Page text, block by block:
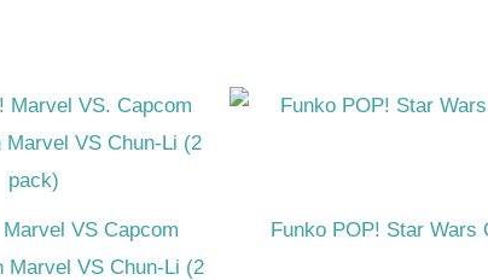
VS Capcom
Marvel VS Chun-Li (2
Funko POP! Star Wars
El
El